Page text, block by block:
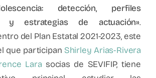
detección, perfiles
y estrategias de actuación».
del Plan Estatal 2021-2023, este
que participan Shirley Arias-Rivera
Lara socias de SEVIFIP, tiene